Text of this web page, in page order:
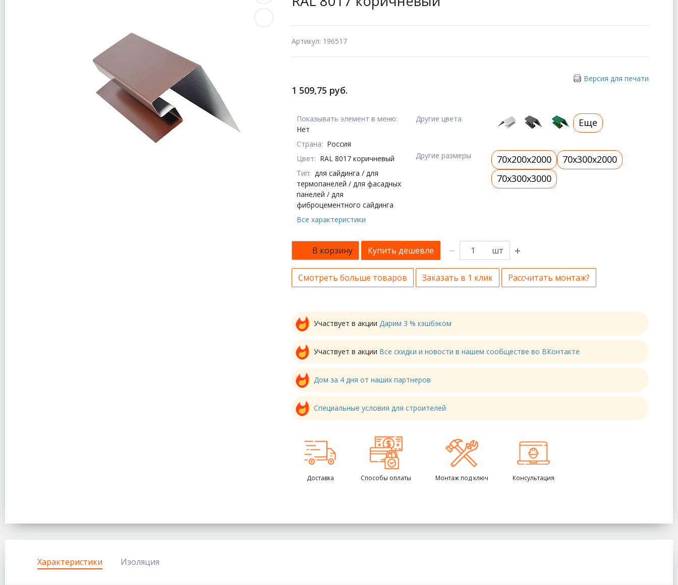
Артикул: 196517
Версия для печати
1 509,75 руб.
Показывать элемент в меню:
Нет
Страна: Россия
Цвет: RAL 8017 коричневый
Тип: для сайдинга / для
термопанелей / для фасадных
панелей / для
фиброцементного сайдинга
Все характеристики
Другие цвета Еще
Другие размеры 70x200x2000
70x300x2000
70x300x3000
В корзину Купить дешевле шт
Смотреть больше товаров Заказать в 1 клик Рассчитать монтаж?
Участвует в акции Дарим 3 % кэшбэком
Участвует в акции Все скидки и новости в нашем сообществе во ВКонтакте
Дом за 4 дня от наших партнеров
Специальные условия для строителей
Доставка Способы оплаты Монтаж под ключ Консультация
Характеристики Изоляция